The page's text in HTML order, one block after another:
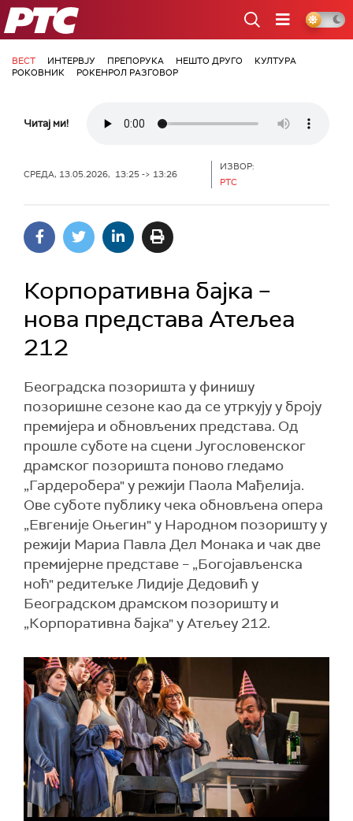
РТС
ВЕСТ ИНТЕРВЈУ ПРЕПОРУКА НЕШТО ДРУГО
КУЛТУРА
РОКОВНИК
РОКЕНРОЛ РАЗГОВОР
Читај ми!
СРЕДА, 13.05.2026, 13:25 -> 13:26
ИЗВОР:
РТС
Корпоративна бајка –
нова представа Атељеа
212
Београдска позоришта у финишу
позоришне сезоне као да се утркују у броју
премијера и обновљених представа. Од
прошле суботе на сцени Југословенског
драмског позоришта поново гледамо
„Гардеробера" у режији Паола Мађелија.
Ове суботе публику чека обновљена опера
„Евгеније Оњегин" у Народном позоришту у
режији Мариа Павла Дел Монака и чак две
премијерне представе – „Богојављенска
ноћ" редитељке Лидије Дедовић у
Београдском драмском позоришту и
„Корпоративна бајка" у Атељеу 212.